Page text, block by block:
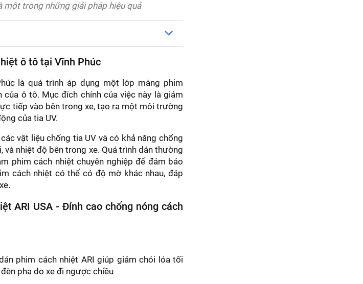
một trong những giải pháp hiệu quả
ô tô tại Vĩnh Phúc
là quá trình áp dụng một lớp màng phim
ô tô. Mục đích chính của việc này là giảm
tiếp vào bên trong xe, tạo ra một môi trường
của tia UV.
vật liệu chống tia UV và có khả năng chống
và nhiệt độ bên trong xe. Quá trình dán thường
phim cách nhiệt chuyên nghiệp để đảm bảo
cách nhiệt có thể có độ mờ khác nhau, đáp
ARI USA - Đỉnh cao chống nóng cách
phim cách nhiệt ARI giúp giảm chói lóa tối
pha do xe đi ngược chiều